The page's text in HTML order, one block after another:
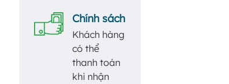
Chính sách
Khách hàng
có thể
thanh toán
khi nhận